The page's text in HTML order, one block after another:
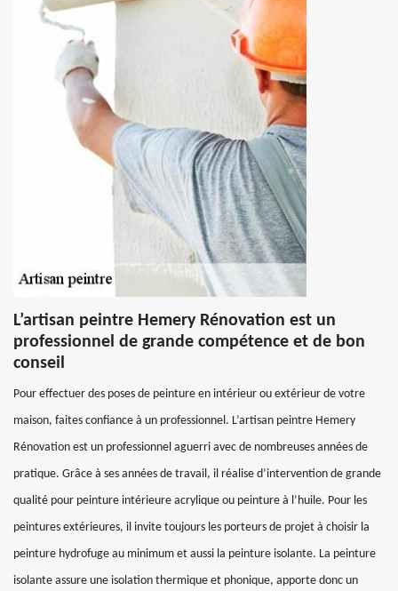
L’artisan peintre Hemery Rénovation est un
professionnel de grande compétence et de bon
conseil
Pour effectuer des poses de peinture en intérieur ou extérieur de votre
maison, faites confiance à un professionnel. L’artisan peintre Hemery
Rénovation est un professionnel aguerri avec de nombreuses années de
pratique. Grâce à ses années de travail, il réalise d’intervention de grande
qualité pour peinture intérieure acrylique ou peinture à l’huile. Pour les
peintures extérieures, il invite toujours les porteurs de projet à choisir la
peinture hydrofuge au minimum et aussi la peinture isolante. La peinture
isolante assure une isolation thermique et phonique, apporte donc un